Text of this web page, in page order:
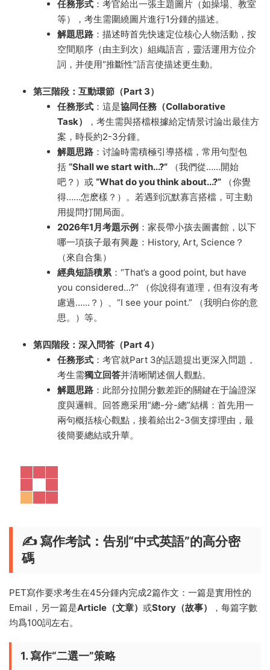
任務形式 ：考官給出一張主題圖片（如操場、教室
等），考生需圍繞圖片進行1分鍾的描述。
解題思路 ：描述時首先快速定位核心人物活動，按
空間順序（由主到次）組織語言，靈活運用方位介
詞，并使用“推斷性”語言使描述更生動。
第三階段：互動環節（Part 3）
任務形式 ：這是協同任務（Collaborative
Task）
，考生需與搭檔根據給定情景讨論出最佳方
案，時長約2-3分鍾。
解題思路 ：讨論時需積極引導搭檔，常用句型包
括 “Shall we start with...?” （我們從……開始
吧？）或 “What do you think about...?” （你覺
得……怎麽樣？）。若遇到沉默寡言搭檔，可主動
用提問打開局面。
2026年1月考題示例 ：家長帶小孩去圖書館，以下
哪一項孩子最有興趣：History, Art, Science？
（來自合集）
經典短語積累 ：“That’s a good point, but have
you considered...?” （你說得有道理，但有沒有考
慮過……？）、“I see your point.” （我明白你的意
思。）等。
第四階段：深入問答（Part 4）
任務形式 ：考官就Part 3的話題提出更深入問題，
考生需獨立回答并清晰闡述個人觀點。
解題思路 ：此部分拉開分數差距的關鍵在于論證深
度與邏輯。回答應采用“總-分-總”結構：首先用一
兩句概括核心觀點，接着給出2-3個支撐理由，最
後簡要總結或升華。
✍️ 寫作考試：告别“中式英語”的高分密
碼
PET寫作要求考生在45分鍾内完成2篇作文：一篇是實用性的
Email，另一篇是Article（文章） 或Story（故事）
，每篇字數
均爲100詞左右。
1. 寫作“二選一”策略